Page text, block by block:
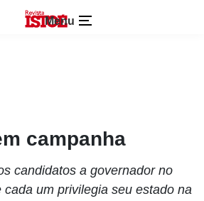
Menu
campanha
candidatos a governador no
cada um privilegia seu estado na